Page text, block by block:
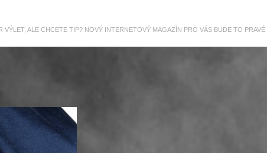
ALE CHCETE TIP? NOVÝ INTERNETOVÝ MAGAZÍN PRO VÁS BUDE TO PRAVÉ